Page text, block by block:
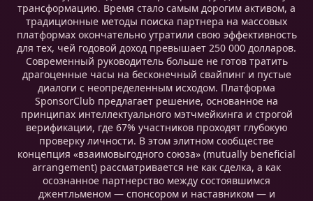
трансформацию. Время стало самым дорогим активом, а
традиционные методы поиска партнера на массовых
платформах окончательно утратили свою эффективность
для тех, чей годовой доход превышает 250 000 долларов.
Современный руководитель больше не готов тратить
драгоценные часы на бесконечный свайпинг и пустые
диалоги с неопределенным исходом. Платформа
SponsorClub предлагает решение, основанное на
принципах интеллектуального мэтчмейкинга и строгой
верификации, где 67% участников проходят глубокую
проверку личности. В этом элитном сообществе
концепция «взаимовыгодного союза» (mutually beneficial
arrangement) рассматривается не как сделка, а как
осознанное партнерство между состоявшимся
джентльменом — спонсором и наставником — и